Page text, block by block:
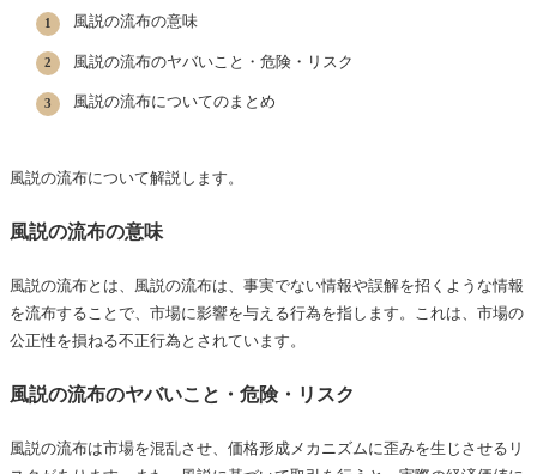
風説の流布の意味
風説の流布のヤバいこと・危険・リスク
風説の流布についてのまとめ
風説の流布について解説します。
風説の流布の意味
風説の流布とは、風説の流布は、事実でない情報や誤解を招くような情報
を流布することで、市場に影響を与える行為を指します。これは、市場の
公正性を損ねる不正行為とされています。
風説の流布のヤバいこと・危険・リスク
風説の流布は市場を混乱させ、価格形成メカニズムに歪みを生じさせるリ